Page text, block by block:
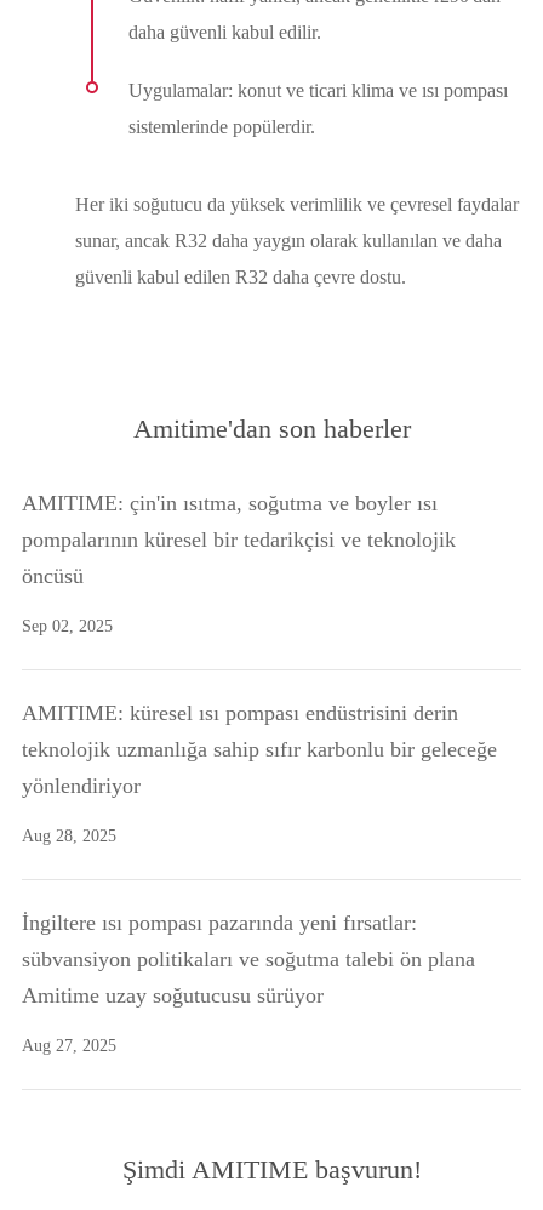
daha güvenli kabul edilir.
Uygulamalar: konut ve ticari klima ve ısı pompası
sistemlerinde popülerdir.
Her iki soğutucu da yüksek verimlilik ve çevresel faydalar
sunar, ancak R32 daha yaygın olarak kullanılan ve daha
güvenli kabul edilen R32 daha çevre dostu.
Amitime'dan son haberler
AMITIME: çin'in ısıtma, soğutma ve boyler ısı
pompalarının küresel bir tedarikçisi ve teknolojik
öncüsü
Sep 02, 2025
AMITIME: küresel ısı pompası endüstrisini derin
teknolojik uzmanlığa sahip sıfır karbonlu bir geleceğe
yönlendiriyor
Aug 28, 2025
İngiltere ısı pompası pazarında yeni fırsatlar:
sübvansiyon politikaları ve soğutma talebi ön plana
Amitime uzay soğutucusu sürüyor
Aug 27, 2025
Şimdi AMITIME başvurun!